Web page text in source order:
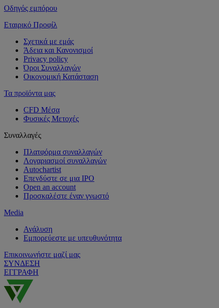
Οδηγός εμπόρου
Εταιρικό Προφίλ
Σχετικά με εμάς
Άδεια και Κανονισμοί
Privacy policy
Όροι Συναλλαγών
Οικονομική Κατάσταση
Τα προϊόντα μας
CFD Μέσα
Φυσικές Μετοχές
Συναλλαγές
Πλατφόρμα συναλλαγών
Λογαριασμοί συναλλαγών
Autochartist
Επενδύστε σε μια IPO
Open an account
Προσκαλέστε έναν γνωστό
Media
Ανάλυση
Εμπορεύεστε με υπευθυνότητα
Επικοινωνήστε μαζί μας
ΣΥΝΔΕΣΗ
ΕΓΓΡΑΦΗ